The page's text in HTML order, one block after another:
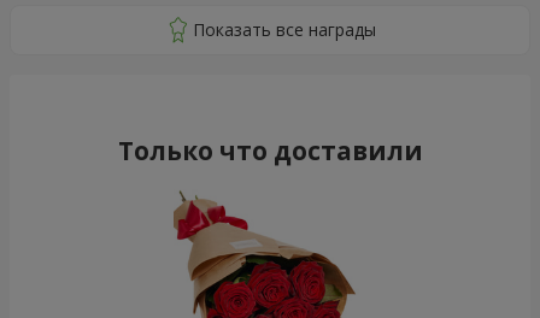
Только что доставили